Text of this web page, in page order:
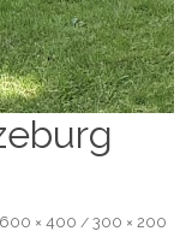
600 × 400 / 300 × 200